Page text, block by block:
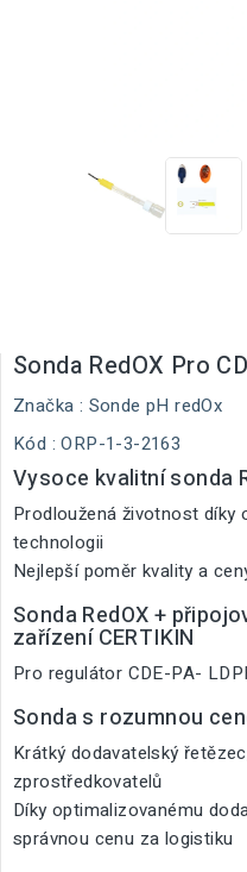
Sonda RedOX Pro
Značka : Sonde pH redOx
Kód : ORP-1-3-2163
Vysoce kvalitní sonda
Prodloužená životnost díky
technologii
Nejlepší poměr kvality a
Sonda RedOX +
zařízení CERTIKIN
Pro regulátor CDE-PA-
Sonda s rozumnou
Krátký dodavatelský
zprostředkovatelů
Díky optimalizovanému
správnou cenu za logistiku